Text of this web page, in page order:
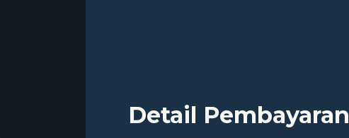
Detail Pembayaran